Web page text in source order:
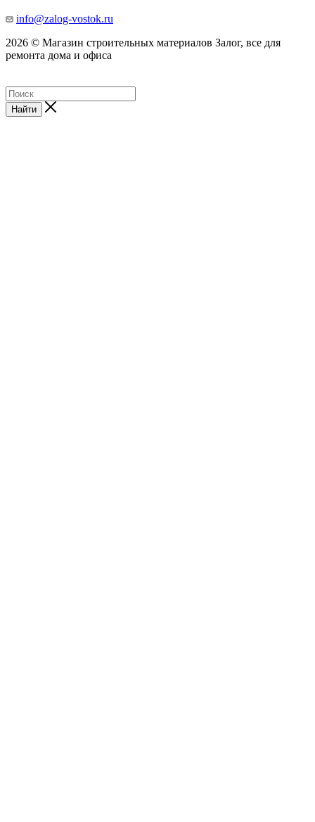
info@zalog-vostok.ru
2026 © Магазин строительных материалов Залог, все для
ремонта дома и офиса
Найти